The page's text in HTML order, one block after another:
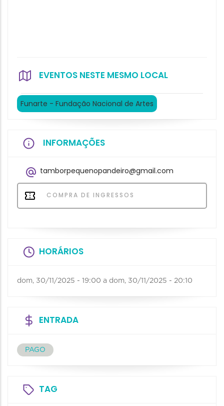
EVENTOS NESTE MESMO LOCAL
Funarte - Fundação Nacional de Artes
INFORMAÇÕES
tamborpequenopandeiro@gmail.com
COMPRA DE INGRESSOS
HORÁRIOS
dom, 30/11/2025 - 19:00 a dom, 30/11/2025 - 20:10
ENTRADA
PAGO
TAG